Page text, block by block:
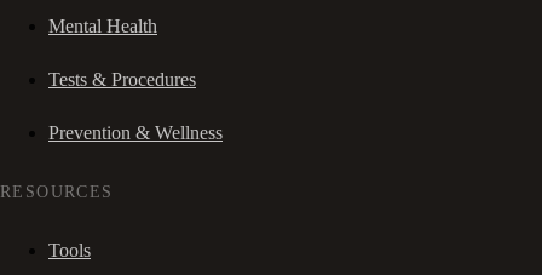
Mental Health
Tests & Procedures
Prevention & Wellness
RESOURCES
Tools